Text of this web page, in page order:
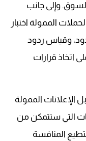
وإلى جانب
الممولة اختبار
وقياس ردود
اتخاذ قرارات
الممولة
التي ستتمكن من
المنافسة